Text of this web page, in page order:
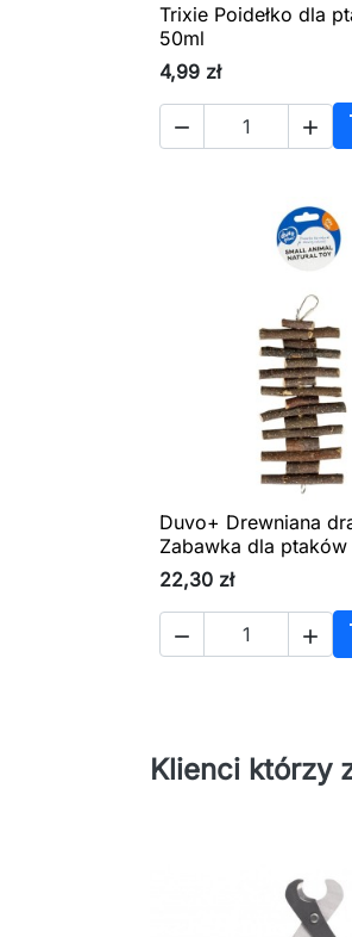
 Szybki
Trixie Poidełko dla
50ml
4,99 zł
 
 Szybki
Duvo+ Drewniana
Zabawka dla
22,30 zł
 
Klienci którzy